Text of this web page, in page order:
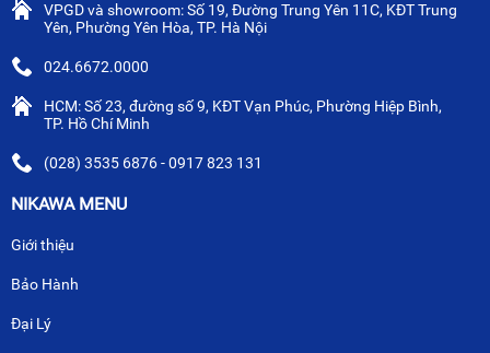
VPGD và showroom: Số 19, Đường Trung Yên 11C, KĐT Trung
Yên, Phường Yên Hòa, TP. Hà Nội
024.6672.0000
HCM: Số 23, đường số 9, KĐT Vạn Phúc, Phường Hiệp Bình,
TP. Hồ Chí Minh
(028) 3535 6876 - 0917 823 131
NIKAWA MENU
Giới thiệu
Bảo Hành
Đại Lý